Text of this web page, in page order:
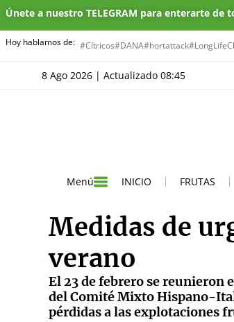
Únete a nuestro TELEGRAM para enterarte de
Hoy hablamos de: #Cítricos#DANA#hortattack
8 Ago 2026 | Actualizado 08:45
Menú INICIO FRUTAS
Medidas de
verano
El 23 de febrero se reunieron
del Comité Mixto Hispano-
pérdidas a las explotaciones